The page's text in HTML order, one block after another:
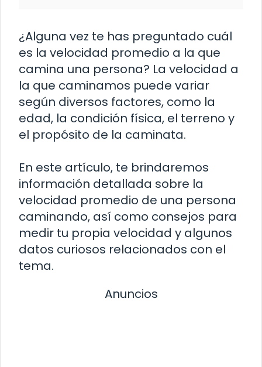
¿Alguna vez te has preguntado cuál
es la velocidad promedio a la que
camina una persona? La velocidad a
la que caminamos puede variar
según diversos factores, como la
edad, la condición física, el terreno y
el propósito de la caminata.
En este artículo, te brindaremos
información detallada sobre la
velocidad promedio de una persona
caminando, así como consejos para
medir tu propia velocidad y algunos
datos curiosos relacionados con el
tema.
Anuncios